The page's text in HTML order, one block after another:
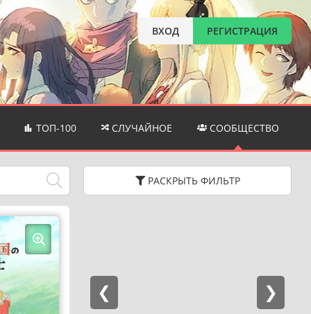
ВХОД РЕГИСТРАЦИЯ
ТОП-100 СЛУЧАЙНОЕ СООБЩЕСТВО
РАСКРЫТЬ ФИЛЬТР